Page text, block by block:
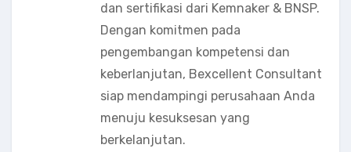
dan sertifikasi dari Kemnaker & BNSP.
Dengan komitmen pada
pengembangan kompetensi dan
keberlanjutan, Bexcellent Consultant
siap mendampingi perusahaan Anda
menuju kesuksesan yang
berkelanjutan.